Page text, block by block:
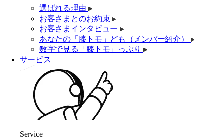
選ばれる理由
お客さまとのお約束
お客さまインタビュー
あなたの「膝トモ」ども（メンバー紹介）
数字で見る「膝トモ」っぷり
サービス
Service